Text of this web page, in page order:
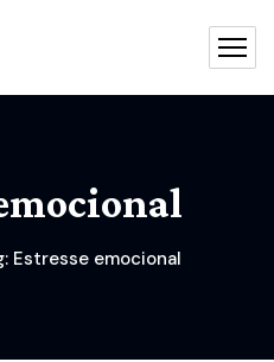
Estresse emocional